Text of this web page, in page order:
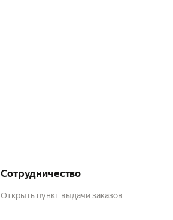
Сотрудничество
Открыть пункт выдачи заказов